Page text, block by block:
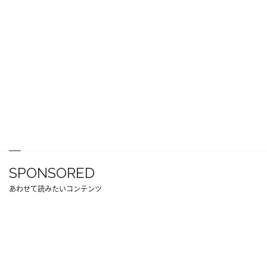
SPONSORED
あわせて読みたいコンテンツ